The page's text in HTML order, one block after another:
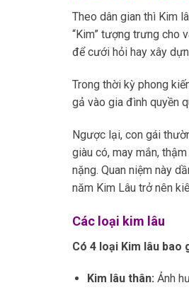
Theo dân gian thì Kim
“Kim” tượng trưng cho
để cưới hỏi hay xây
Trong thời kỳ phong
gả vào gia đình quyền
Ngược lại, con gái
giàu có, may mắn,
nặng. Quan niệm này
năm Kim Lâu trở nên
Các loại kim lâu
Có 4 loại Kim lâu bao
Kim lâu thân: Ảnh